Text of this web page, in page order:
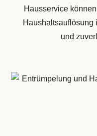
Hausservice
Haushaltsauflösung
und